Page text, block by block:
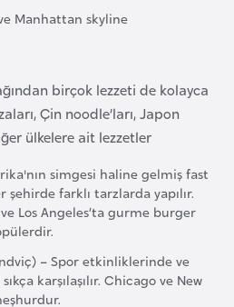
Manhattan skyline
birçok lezzeti de kolayca
Çin noodle’ları, Japon
ülkelere ait lezzetler
simgesi haline gelmiş fast
şehirde farklı tarzlarda yapılır.
Los Angeles’ta gurme burger
– Spor etkinliklerinde ve
karşılaşılır. Chicago ve New